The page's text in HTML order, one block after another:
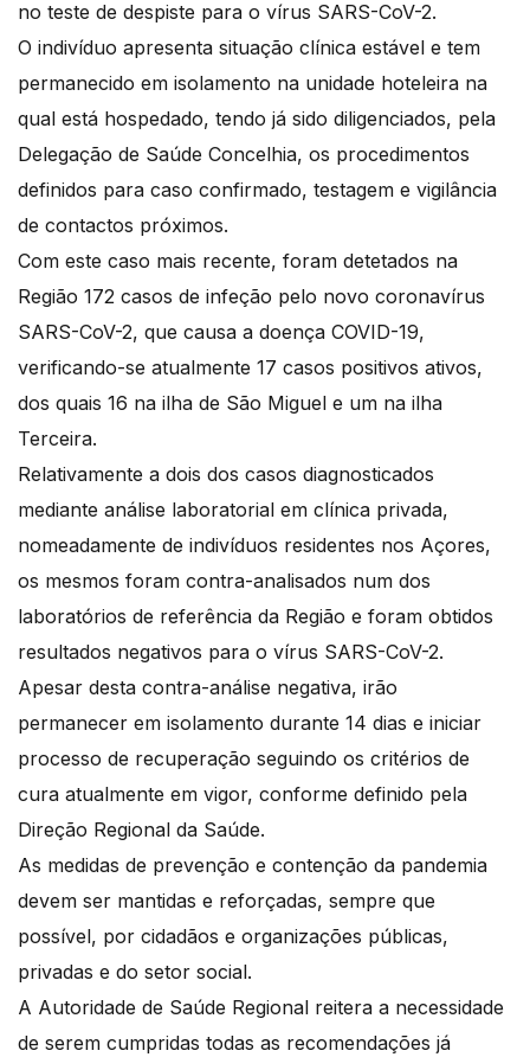
no teste de despiste para o vírus SARS-CoV-2.
O indivíduo apresenta situação clínica estável e tem
permanecido em isolamento na unidade hoteleira na
qual está hospedado, tendo já sido diligenciados, pela
Delegação de Saúde Concelhia, os procedimentos
definidos para caso confirmado, testagem e vigilância
de contactos próximos.
Com este caso mais recente, foram detetados na
Região 172 casos de infeção pelo novo coronavírus
SARS-CoV-2, que causa a doença COVID-19,
verificando-se atualmente 17 casos positivos ativos,
dos quais 16 na ilha de São Miguel e um na ilha
Terceira.
Relativamente a dois dos casos diagnosticados
mediante análise laboratorial em clínica privada,
nomeadamente de indivíduos residentes nos Açores,
os mesmos foram contra-analisados num dos
laboratórios de referência da Região e foram obtidos
resultados negativos para o vírus SARS-CoV-2.
Apesar desta contra-análise negativa, irão
permanecer em isolamento durante 14 dias e iniciar
processo de recuperação seguindo os critérios de
cura atualmente em vigor, conforme definido pela
Direção Regional da Saúde.
As medidas de prevenção e contenção da pandemia
devem ser mantidas e reforçadas, sempre que
possível, por cidadãos e organizações públicas,
privadas e do setor social.
A Autoridade de Saúde Regional reitera a necessidade
de serem cumpridas todas as recomendações já